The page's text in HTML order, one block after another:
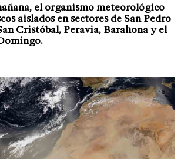
el organismo meteorológico
aislados en sectores de San Pedro
Cristóbal, Peravia, Barahona y el